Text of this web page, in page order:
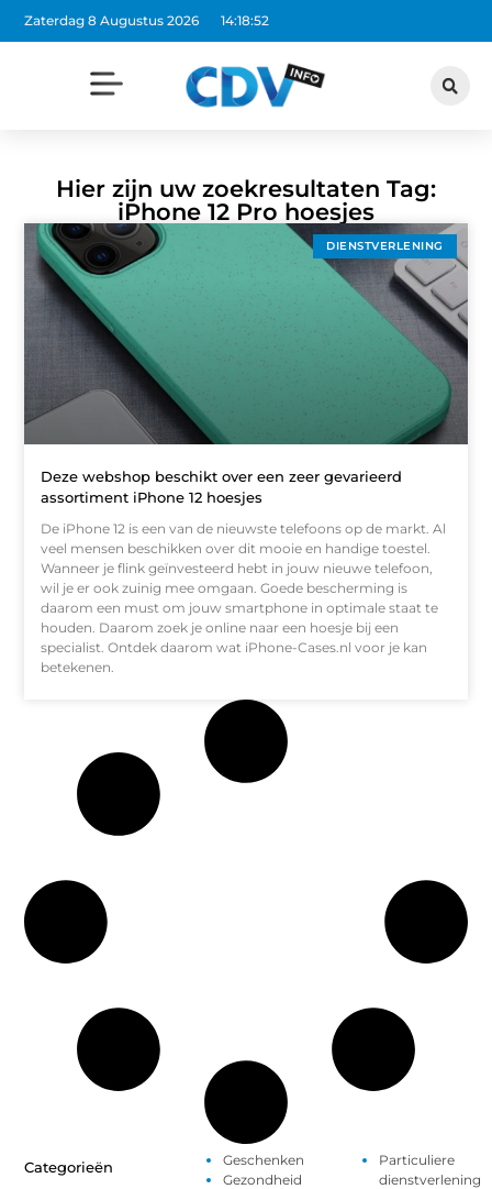
Zaterdag 8 Augustus 2026 14:18:52
Hier zijn uw zoekresultaten Tag:
iPhone 12 Pro hoesjes
DIENSTVERLENING
Deze webshop beschikt over een zeer gevarieerd
assortiment iPhone 12 hoesjes
De iPhone 12 is een van de nieuwste telefoons op de markt. Al
veel mensen beschikken over dit mooie en handige toestel.
Wanneer je flink geïnvesteerd hebt in jouw nieuwe telefoon,
wil je er ook zuinig mee omgaan. Goede bescherming is
daarom een must om jouw smartphone in optimale staat te
houden. Daarom zoek je online naar een hoesje bij een
specialist. Ontdek daarom wat iPhone-Cases.nl voor je kan
betekenen.
Categorieën
Geschenken
Gezondheid
Particuliere
dienstverlening